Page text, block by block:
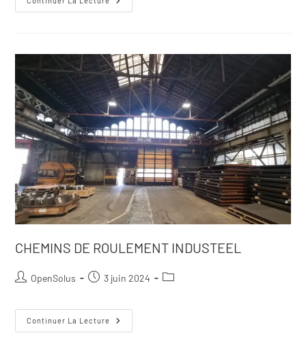
CHEMINS DE ROULEMENT INDUSTEEL
OpenSolus 3 juin 2024
Continuer La Lecture